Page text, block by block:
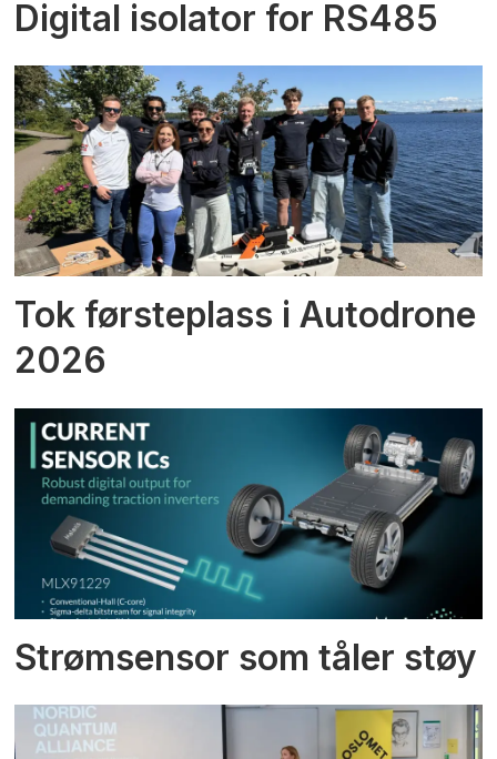
Digital isolator for RS485
Tok førsteplass i Autodrone
2026
Strømsensor som tåler støy